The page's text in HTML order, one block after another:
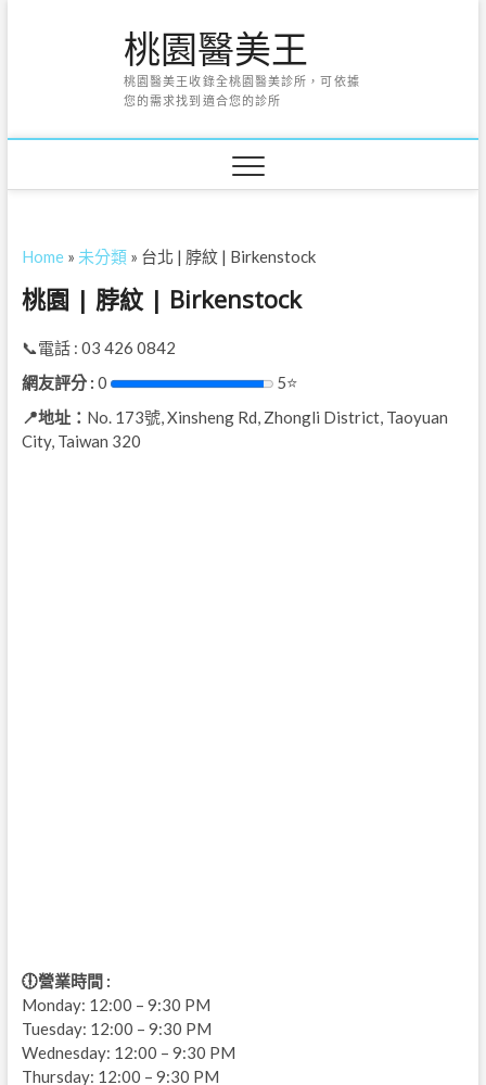
桃園醫美王
桃園醫美王收錄全桃園醫美診所，可依據
您的需求找到適合您的診所
Home» 未分類» 台北 | 脖紋 | Birkenstock
桃園 | 脖紋 | Birkenstock
📞電話 : 03 426 0842
網友評分 : 0
5⭐
📍地址： No. 173號, Xinsheng Rd, Zhongli District, Taoyuan
City, Taiwan 320
🕕營業時間 :
Monday: 12:00 – 9:30 PM
Tuesday: 12:00 – 9:30 PM
Wednesday: 12:00 – 9:30 PM
Thursday: 12:00 – 9:30 PM